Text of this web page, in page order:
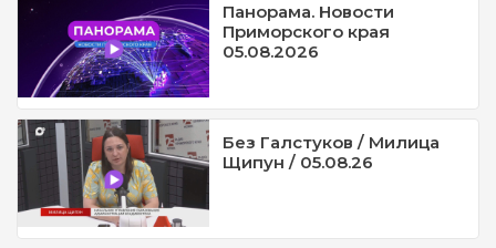
Панорама. Новости
Приморского края
05.08.2026
Без Галстуков / Милица
Щипун / 05.08.26